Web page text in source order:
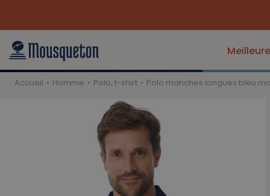
Retrouvez-nous
Accueil Homme Polo, t-shirt Polo manches longues bleu